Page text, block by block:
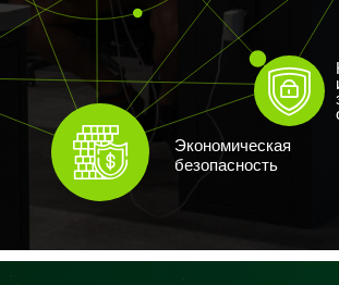
Экономическая
безопасность